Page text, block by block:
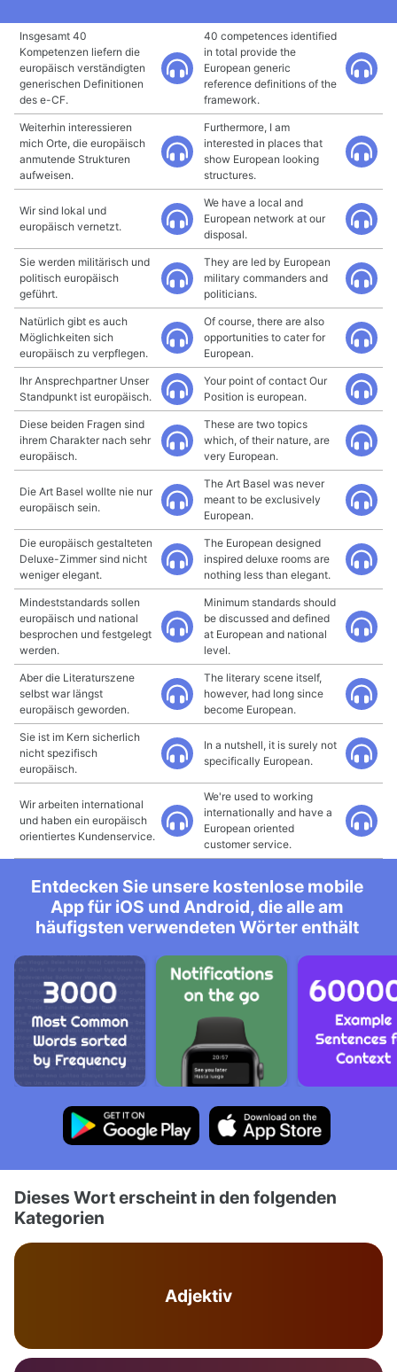
Insgesamt 40
Kompetenzen liefern die
europäisch verständigten
generischen Definitionen
des e-CF.
40 competences identified
in total provide the
European generic
reference definitions of the
framework.
Weiterhin interessieren
mich Orte, die europäisch
anmutende Strukturen
aufweisen.
Furthermore, I am
interested in places that
show European looking
structures.
Wir sind lokal und
europäisch vernetzt.
We have a local and
European network at our
disposal.
Sie werden militärisch und
politisch europäisch
geführt.
They are led by European
military commanders and
politicians.
Natürlich gibt es auch
Möglichkeiten sich
europäisch zu verpflegen.
Of course, there are also
opportunities to cater for
European.
Ihr Ansprechpartner Unser
Standpunkt ist europäisch.
Your point of contact Our
Position is european.
Diese beiden Fragen sind
ihrem Charakter nach sehr
europäisch.
These are two topics
which, of their nature, are
very European.
Die Art Basel wollte nie nur
europäisch sein.
The Art Basel was never
meant to be exclusively
European.
Die europäisch gestalteten
Deluxe-Zimmer sind nicht
weniger elegant.
The European designed
inspired deluxe rooms are
nothing less than elegant.
Mindeststandards sollen
europäisch und national
besprochen und festgelegt
werden.
Minimum standards should
be discussed and defined
at European and national
level.
Aber die Literaturszene
selbst war längst
europäisch geworden.
The literary scene itself,
however, had long since
become European.
Sie ist im Kern sicherlich
nicht spezifisch
europäisch.
In a nutshell, it is surely not
specifically European.
Wir arbeiten international
und haben ein europäisch
orientiertes Kundenservice.
We're used to working
internationally and have a
European oriented
customer service.
Entdecken Sie unsere kostenlose mobile
App für iOS und Android, die alle am
häufigsten verwendeten Wörter enthält
Dieses Wort erscheint in den folgenden
Kategorien
Adjektiv